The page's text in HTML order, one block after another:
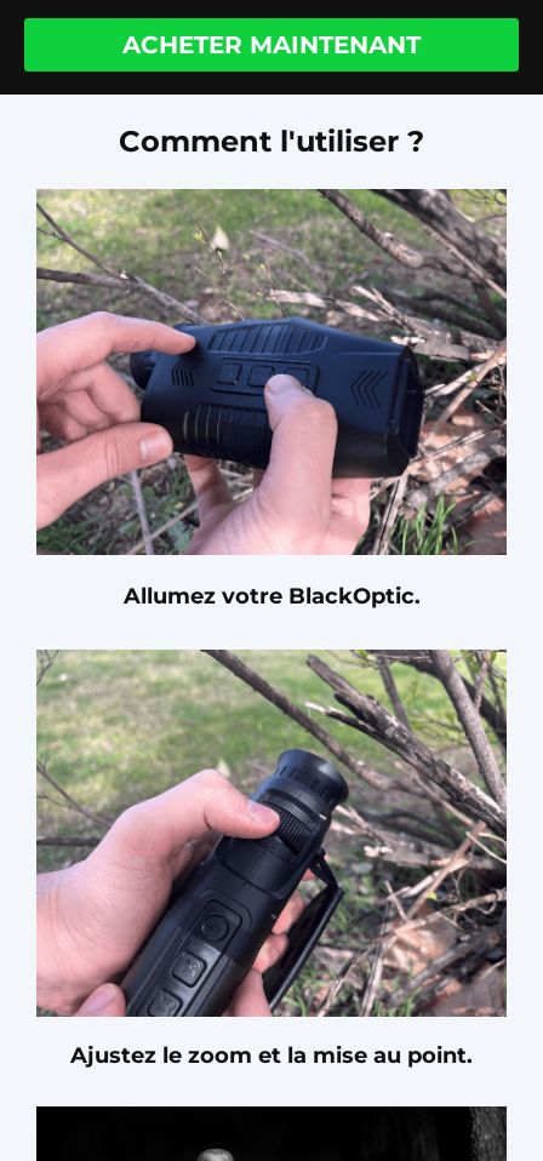
ACHETER MAINTENANT
Comment l'utiliser ?
Allumez votre BlackOptic.
Ajustez le zoom et la mise au point.